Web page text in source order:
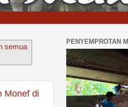
semua
Monef di
PENYEMPROTAN